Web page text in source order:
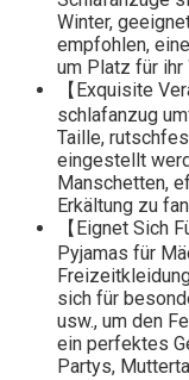
Winter,
empfohlen,
um Platz für ihr
【Exquisite
schlafanzug
Taille,
eingestellt
Manschetten,
Erkältung zu
【Eignet Sich
Pyjamas für
sich für
usw., um den
ein perfektes
Partys,